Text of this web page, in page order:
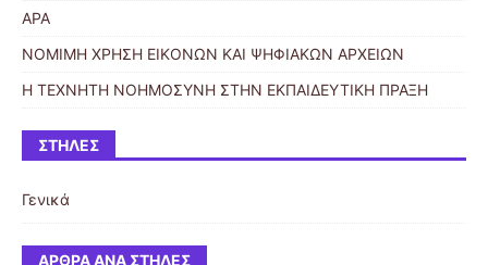
ΑΡΑ
ΝΟΜΙΜΗ ΧΡΗΣΗ ΕΙΚΟΝΩΝ ΚΑΙ ΨΗΦΙΑΚΩΝ ΑΡΧΕΙΩΝ
Η ΤΕΧΝΗΤΗ ΝΟΗΜΟΣΥΝΗ ΣΤΗΝ ΕΚΠΑΙΔΕΥΤΙΚΗ ΠΡΑΞΗ
ΣΤΉΛΕΣ
Γενικά
ΆΡΘΡΑ ΑΝΆ ΣΤΉΛΕΣ